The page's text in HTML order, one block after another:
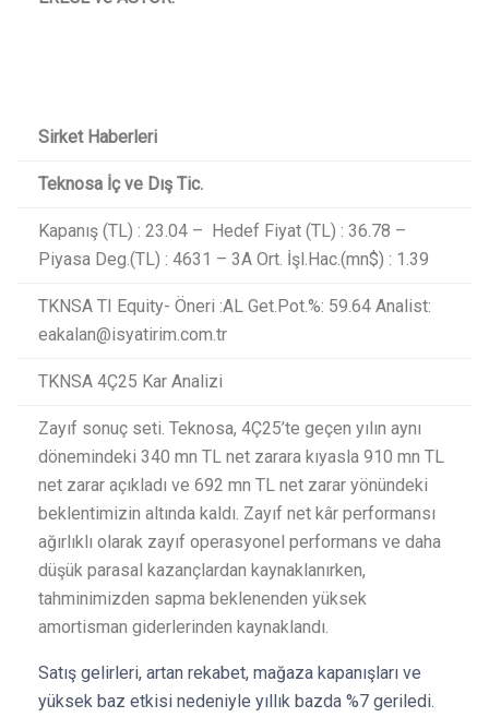
Sirket Haberleri
Teknosa İç ve Dış Tic.
Kapanış (TL) : 23.04 – Hedef Fiyat (TL) : 36.78 –
Piyasa Deg.(TL) : 4631 – 3A Ort. İşl.Hac.(mn$) : 1.39
TKNSA TI Equity- Öneri :AL Get.Pot.%: 59.64 Analist:
eakalan@isyatirim.com.tr
TKNSA 4Ç25 Kar Analizi
Zayıf sonuç seti. Teknosa, 4Ç25’te geçen yılın aynı
dönemindeki 340 mn TL net zarara kıyasla 910 mn TL
net zarar açıkladı ve 692 mn TL net zarar yönündeki
beklentimizin altında kaldı. Zayıf net kâr performansı
ağırlıklı olarak zayıf operasyonel performans ve daha
düşük parasal kazançlardan kaynaklanırken,
tahminimizden sapma beklenenden yüksek
amortisman giderlerinden kaynaklandı.
Satış gelirleri, artan rekabet, mağaza kapanışları ve
yüksek baz etkisi nedeniyle yıllık bazda %7 geriledi.